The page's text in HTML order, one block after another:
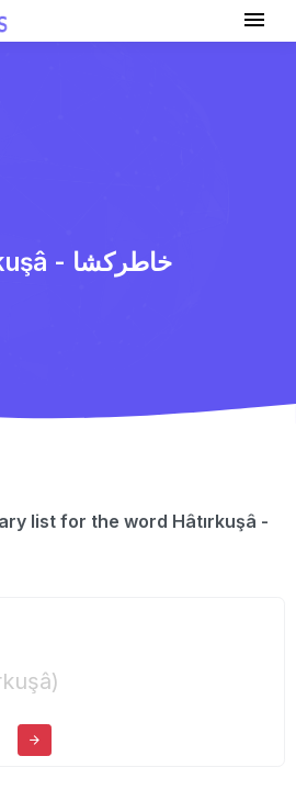
Hâtırkuşâ - خاطركشا
list for the word Hâtırkuşâ -